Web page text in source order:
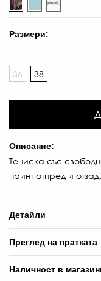
Размери:
36 38
Описание:
Тениска със
принт отпред и отзад.
Детайли
Преглед на пратката
Наличност в